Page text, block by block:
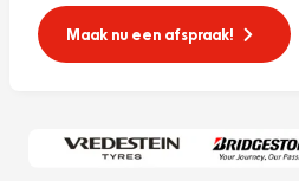
Maak nu een afspraak!